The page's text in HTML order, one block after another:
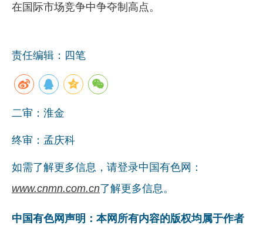
在国际市场竞争中争夺制高点。
责任编辑：四笔
二审：淮金
终审：孟庆科
如需了解更多信息，请登录中国有色网：
www.cnmn.com.cn了解更多信息。
中国有色网声明：本网所有内容的版权均属于作者